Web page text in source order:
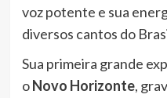
voz potente e sua
diversos cantos do
Sua primeira grande
oNovo Horizonte,